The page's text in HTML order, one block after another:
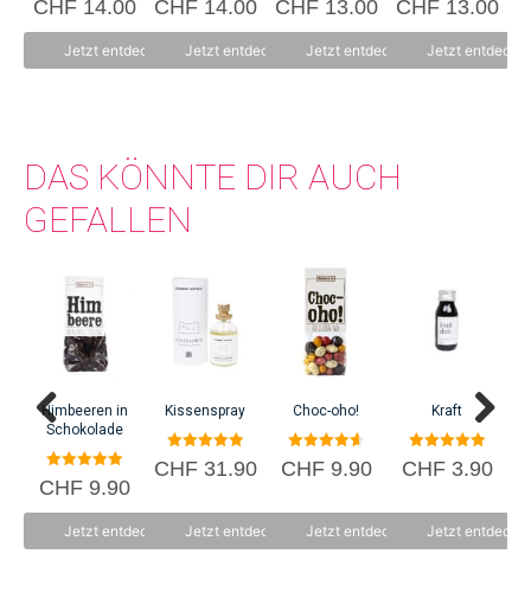
Arbeitsmöglichkeiten für Menschen mit unterschiedlichen Bedürfnissen.
v
CHF14.00
Jetzt entdecken
v
CHF14.00
Jetzt entdecken
v
CHF13.00
Jetzt entdecken
v
CHF13.00
Jetzt
DAS KÖNNTE DIR AUCH
GEFALLEN
Himbeeren in
Schokolade
5.00
von 5
CHF9.90
Jetzt entdecken
Kissenspray
5.00
von 5
CHF31.90
Jetzt entdecken
Choc-oho!
4.67
von 5
CHF9.90
Jetzt entdecken
Kraft
5.00
von 5
CHF3.90
Jetzt